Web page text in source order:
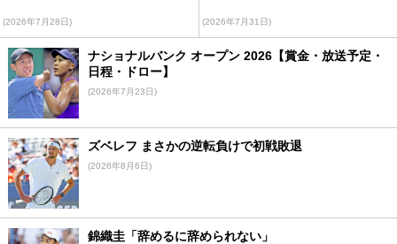
(2026年7月28日) (2026年7月31日)
ナショナルバンク オープン 2026【賞金・放送予定・
日程・ドロー】
(2026年7月23日)
ズベレフ まさかの逆転負けで初戦敗退
(2026年8月6日)
錦織圭「辞めるに辞められない」